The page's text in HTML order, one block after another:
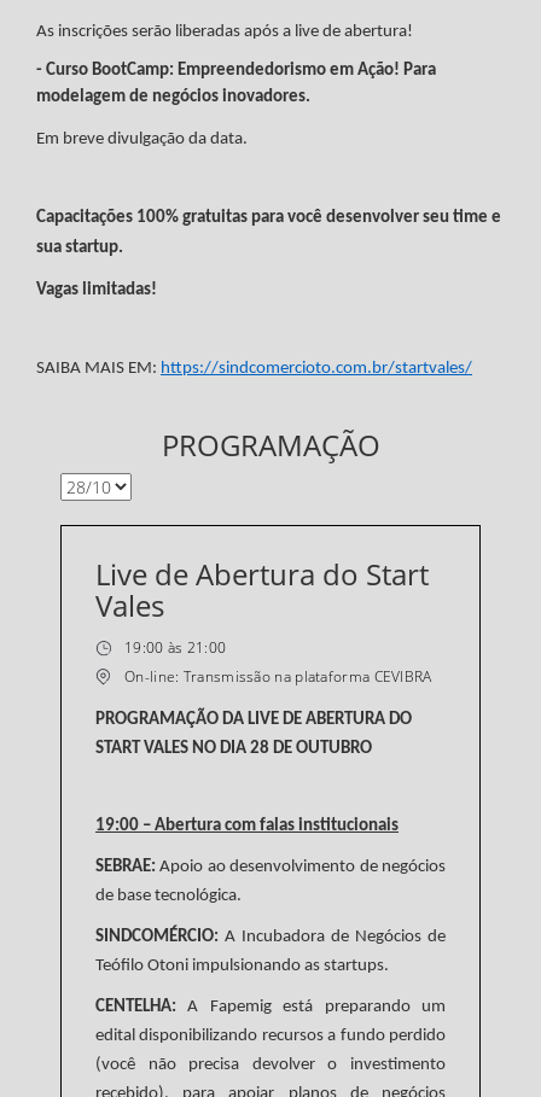
As inscrições serão liberadas após a live de abertura!
- Curso BootCamp: Empreendedorismo em Ação! Para
modelagem de negócios inovadores.
Em breve divulgação da data.
Capacitações 100% gratuitas para você desenvolver seu time e
sua startup.
Vagas limitadas!
SAIBA MAIS EM: https://sindcomercioto.com.br/startvales/
PROGRAMAÇÃO
Live de Abertura do Start
Vales
19:00 às 21:00
On-line: Transmissão na plataforma CEVIBRA
PROGRAMAÇÃO DA LIVE DE ABERTURA DO
START VALES NO DIA 28 DE OUTUBRO
19:00 – Abertura com falas institucionais
SEBRAE: Apoio ao desenvolvimento de negócios
de base tecnológica.
SINDCOMÉRCIO: A Incubadora de Negócios de
Teófilo Otoni impulsionando as startups.
CENTELHA:A Fapemig está preparando um
edital disponibilizando recursos a fundo perdido
(você não precisa devolver o investimento